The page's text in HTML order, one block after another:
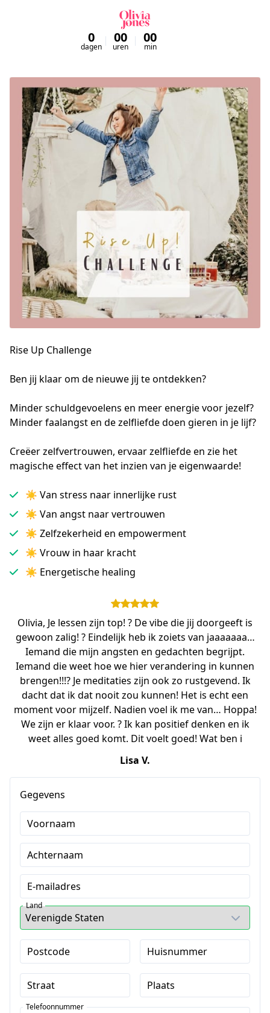
0
dagen
00
uren
00
min
Rise Up Challenge
Ben jij klaar om de nieuwe jij te ontdekken?
Minder schuldgevoelens en meer energie voor jezelf?
Minder faalangst en de zelfliefde doen gieren in je lijf?
Creëer zelfvertrouwen, ervaar zelfliefde en zie het
magische effect van het inzien van je eigenwaarde!
☀︎ Van stress naar innerlijke rust
☀︎ Van angst naar vertrouwen
☀︎ Zelfzekerheid en empowerment
☀︎ Vrouw in haar kracht
☀︎ Energetische healing
Olivia, Je lessen zijn top! ? De vibe die jij doorgeeft is
gewoon zalig! ? Eindelijk heb ik zoiets van jaaaaaaa…
Iemand die mijn angsten en gedachten begrijpt.
Iemand die weet hoe we hier verandering in kunnen
brengen!!!? Je meditaties zijn ook zo rustgevend. Ik
dacht dat ik dat nooit zou kunnen! Het is echt een
moment voor mijzelf. Nadien voel ik me van… Hoppa!
We zijn er klaar voor. ? Ik kan positief denken en ik
weet alles goed komt. Dit voelt goed! Wat ben i
Lisa V.
Gegevens
Voornaam
Achternaam
E-mailadres
Land
Postcode Huisnummer
Straat Plaats
Telefoonnummer